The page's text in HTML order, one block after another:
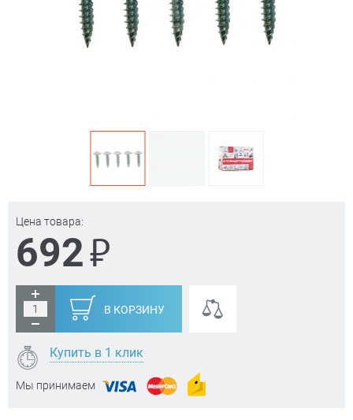
Цена товара:
692₽
В КОРЗИНУ
Купить в 1 клик
Мы принимаем